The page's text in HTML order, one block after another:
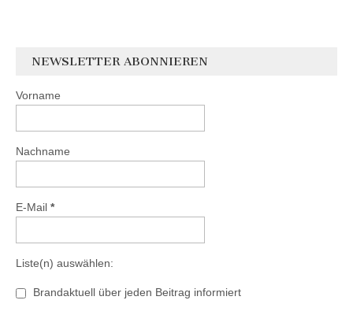
NEWSLETTER ABONNIEREN
Vorname
Nachname
E-Mail *
Liste(n) auswählen:
Brandaktuell über jeden Beitrag informiert